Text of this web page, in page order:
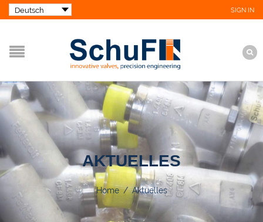
SIGN IN
AKTUELLES
Home / Aktuelles